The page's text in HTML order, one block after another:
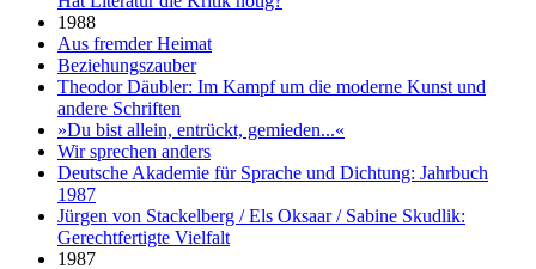
1988
Aus fremder Heimat
Beziehungszauber
Theodor Däubler: Im Kampf um die moderne Kunst und
andere Schriften
»Du bist allein, entrückt, gemieden...«
Wir sprechen anders
Deutsche Akademie für Sprache und Dichtung: Jahrbuch
1987
Jürgen von Stackelberg / Els Oksaar / Sabine Skudlik:
Gerechtfertigte Vielfalt
1987